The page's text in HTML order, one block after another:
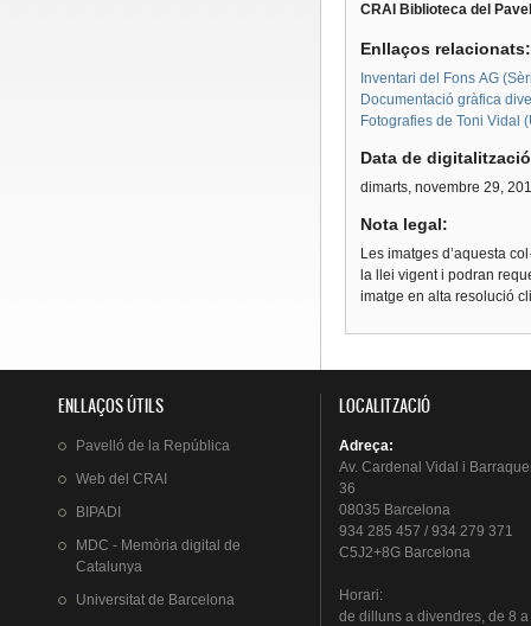
CRAI Biblioteca del
Enllaços
Inventari del Fons AG
Documentació gràfica
Fotografies de Toni Vidal
Data de
dimarts, novembre 29,
Nota legal:
Les imatges d’aquesta
la llei vigent i podran
imatge en alta resolució
ENLLAÇOS ÚTILS
Pavelló de la República
Web del CRAI
BIPADI
MDC - Memòria digital de
Catalunya
Universitat de Barcelona
LOCALITZACIÓ
Adreça:
Av. Cardenal Vidal i
36
08035 Barcelona
934 285 457 / 934 279 371
C5J2+8G Barcelona
Horari:
de dillunsa divendres, de 8